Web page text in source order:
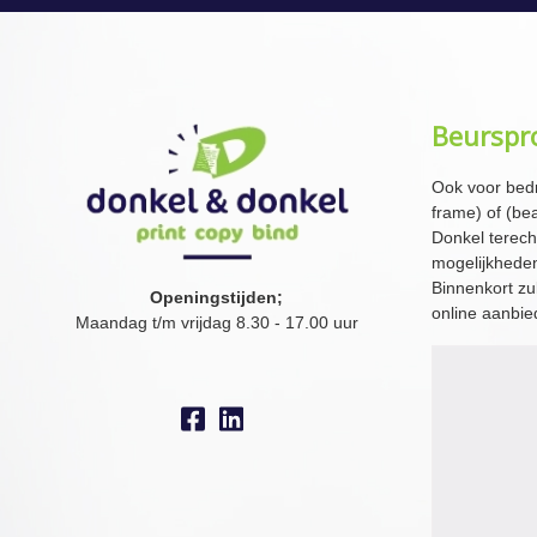
Openingstijden;
Maandag t/m vrijdag 8.30 - 17.00 uur
Ook voor
frame) of
Donkel
Binnenkort
online